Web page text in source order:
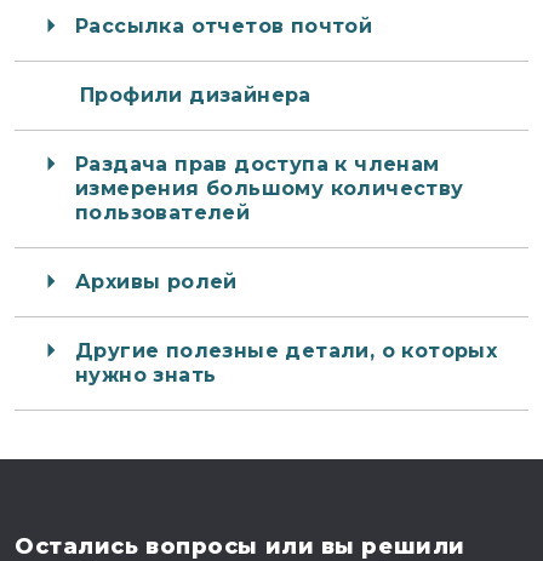
Рассылка отчетов почтой
Профили дизайнера
Раздача прав доступа к членам
измерения большому количеству
пользователей
Архивы ролей
Другие полезные детали, о которых
нужно знать
Остались вопросы или вы решили